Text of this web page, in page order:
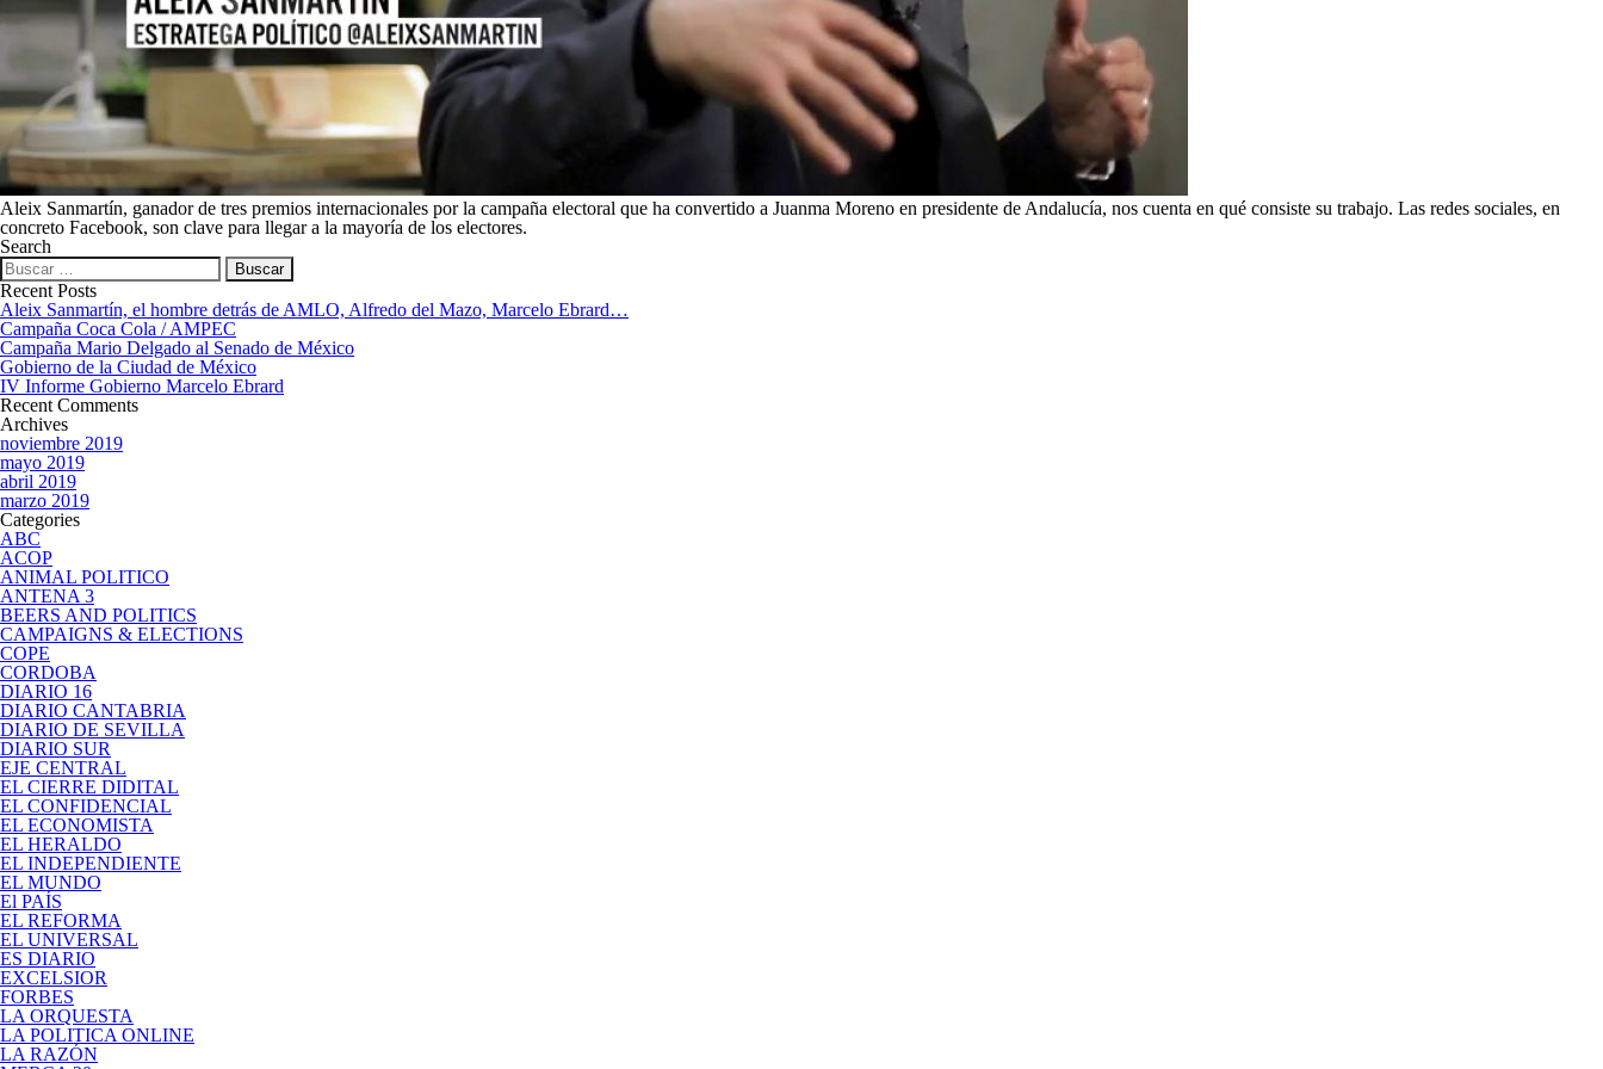
Aleix Sanmartín, ganador de tres premios internacionales por la campaña electoral que ha convertido a Juanma Moreno en presidente de Andalucía, nos cuenta en qué consiste su trabajo. Las redes sociales, en
concreto Facebook, son clave para llegar a la mayoría de los electores.
Search
Buscar:
Recent Posts
Aleix Sanmartín, el hombre detrás de AMLO, Alfredo del Mazo, Marcelo Ebrard…
Campaña Coca Cola / AMPEC
Campaña Mario Delgado al Senado de México
Gobierno de la Ciudad de México
IV Informe Gobierno Marcelo Ebrard
Recent Comments
Archives
noviembre 2019
mayo 2019
abril 2019
marzo 2019
Categories
ABC
ACOP
ANIMAL POLITICO
ANTENA 3
BEERS AND POLITICS
CAMPAIGNS & ELECTIONS
COPE
CORDOBA
DIARIO 16
DIARIO CANTABRIA
DIARIO DE SEVILLA
DIARIO SUR
EJE CENTRAL
EL CIERRE DIDITAL
EL CONFIDENCIAL
EL ECONOMISTA
EL HERALDO
EL INDEPENDIENTE
EL MUNDO
El PAÍS
EL REFORMA
EL UNIVERSAL
ES DIARIO
EXCELSIOR
FORBES
LA ORQUESTA
LA POLITICA ONLINE
LA RAZÓN